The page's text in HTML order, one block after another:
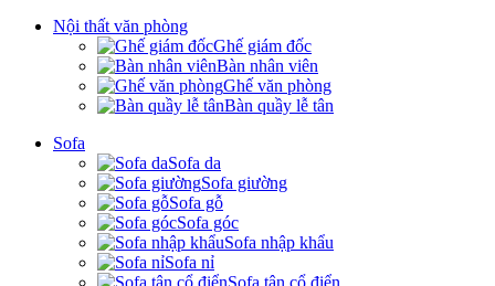
Nội thất văn phòng
Ghế giám đốc
Bàn nhân viên
Ghế văn phòng
Bàn quầy lễ tân
Sofa
Sofa da
Sofa giường
Sofa gỗ
Sofa góc
Sofa nhập khẩu
Sofa nỉ